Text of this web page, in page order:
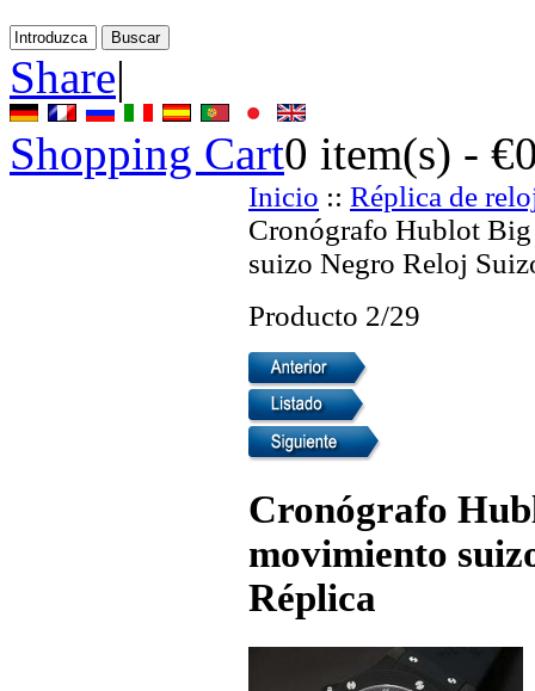
Share|
Shopping Cart0 item(s) -
Inicio :: Réplica de
Cronógrafo Hublot
suizo Negro Reloj
Producto 2/29
Cronógrafo
movimiento
Réplica